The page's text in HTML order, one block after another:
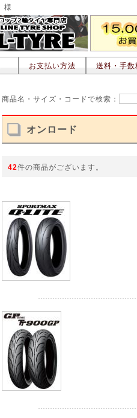
様
お支払い方法 送料・手数
商品名・サイズ・コードで検索：
オンロード
42件の商品がございます。